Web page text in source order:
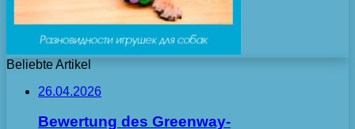
Beliebte Artikel
26.04.2026
Bewertung des Greenway-